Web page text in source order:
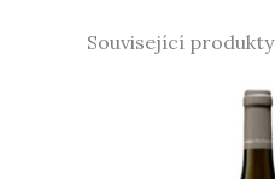
Související produkty